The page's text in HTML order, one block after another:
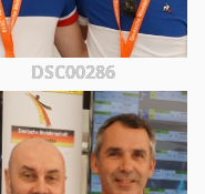
DSC00286